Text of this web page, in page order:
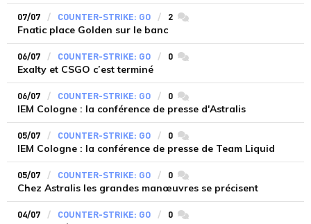
07/07 COUNTER-STRIKE: GO 2 commentaires
Fnatic place Golden sur le banc
06/07 COUNTER-STRIKE: GO 0 commentaires
Exalty et CSGO c’est terminé
06/07 COUNTER-STRIKE: GO 0 commentaires
IEM Cologne : la conférence de presse d'Astralis
05/07 COUNTER-STRIKE: GO 0 commentaires
IEM Cologne : la conférence de presse de Team Liquid
05/07 COUNTER-STRIKE: GO 0 commentaires
Chez Astralis les grandes manœuvres se précisent
04/07 COUNTER-STRIKE: GO 0 commentaires